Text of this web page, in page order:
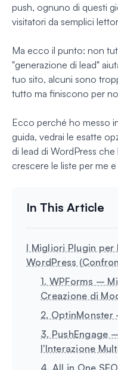
push, ognuno di questi
visitatori da semplici
Ma ecco il punto: non
"generazione di lead"
tuo sito, alcuni sono
tutto ma finiscono per
Ecco perché ho messo
guida, vedrai le esatte
di lead di WordPress
crescere le liste per me
I Migliori Plugin per
WordPress
1. WPForms –
Creazione di
2.
3. PushEngage
l'Interazione
4. All in One